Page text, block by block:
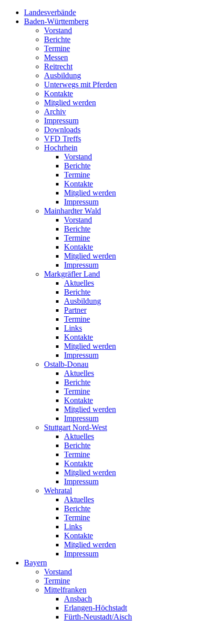
Landesverbände
Baden-Württemberg
Vorstand
Berichte
Termine
Messen
Reitrecht
Ausbildung
Unterwegs mit Pferden
Kontakte
Mitglied werden
Archiv
Impressum
Downloads
VFD Treffs
Hochrhein
Vorstand
Berichte
Termine
Kontakte
Mitglied werden
Impressum
Mainhardter Wald
Vorstand
Berichte
Termine
Kontakte
Mitglied werden
Impressum
Markgräfler Land
Aktuelles
Berichte
Ausbildung
Partner
Termine
Links
Kontakte
Mitglied werden
Impressum
Ostalb-Donau
Aktuelles
Berichte
Termine
Kontakte
Mitglied werden
Impressum
Stuttgart Nord-West
Aktuelles
Berichte
Termine
Kontakte
Mitglied werden
Impressum
Wehratal
Aktuelles
Berichte
Termine
Links
Kontakte
Mitglied werden
Impressum
Bayern
Vorstand
Termine
Mittelfranken
Ansbach
Erlangen-Höchstadt
Fürth-Neustadt/Aisch